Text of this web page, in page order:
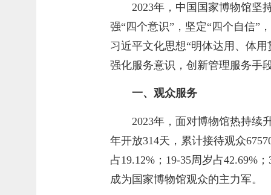
2023年，中国国家博物馆坚
强“四个意识”，坚定“四个自信”
习近平文化思想“明体达用、体
强化服务意识，创新管理服务手
一、观众服务
2023年，面对博物馆热持续
年开放314天，累计接待观众
占19.12%；19-35周岁占42.69%
成为国家博物馆观众的主力军。